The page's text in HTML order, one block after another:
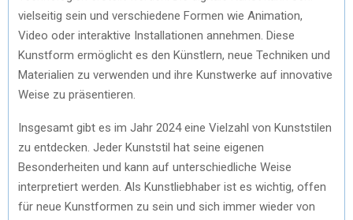
vielseitig sein und verschiedene Formen wie Animation,
Video oder interaktive Installationen annehmen. Diese
Kunstform ermöglicht es den Künstlern, neue Techniken und
Materialien zu verwenden und ihre Kunstwerke auf innovative
Weise zu präsentieren.
Insgesamt gibt es im Jahr 2024 eine Vielzahl von Kunststilen
zu entdecken. Jeder Kunststil hat seine eigenen
Besonderheiten und kann auf unterschiedliche Weise
interpretiert werden. Als Kunstliebhaber ist es wichtig, offen
für neue Kunstformen zu sein und sich immer wieder von